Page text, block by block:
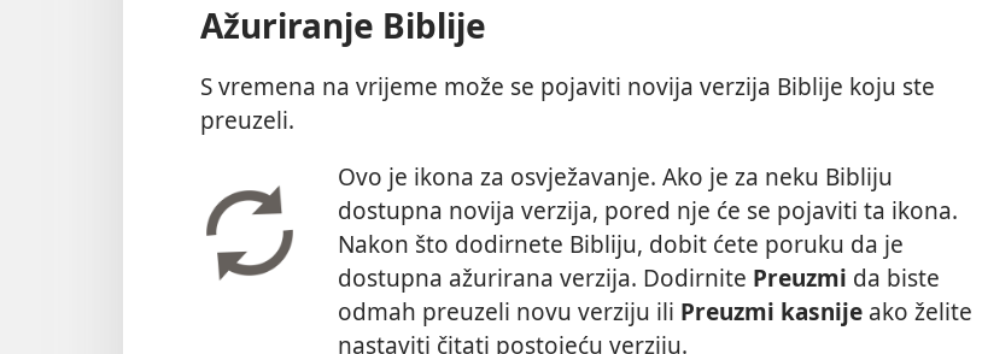
Ažuriranje Biblije
S vremena na vrijeme može se pojaviti novija verzija Biblije koju ste
preuzeli.
Ovo je ikona za osvježavanje. Ako je za neku Bibliju
dostupna novija verzija, pored nje će se pojaviti ta ikona.
Nakon što dodirnete Bibliju, dobit ćete poruku da je
dostupna ažurirana verzija. Dodirnite Preuzmi da biste
odmah preuzeli novu verziju ili Preuzmi kasnijeako želite
nastaviti čitati postojeću verziju.